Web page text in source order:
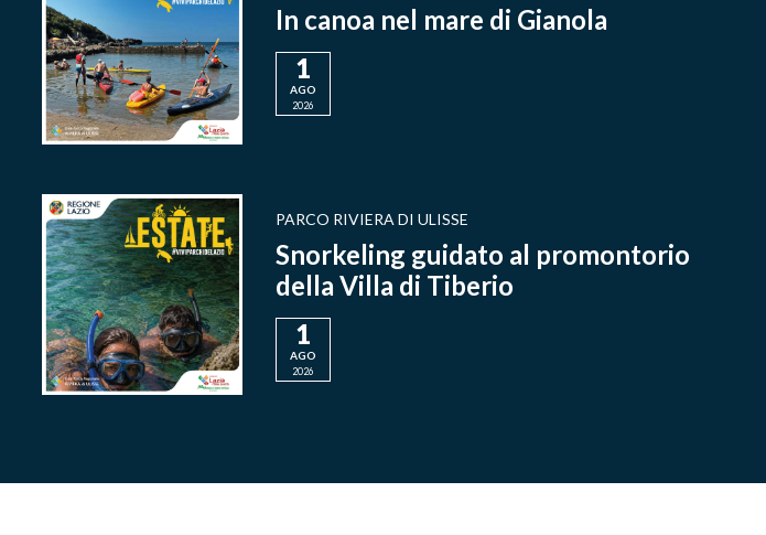
In canoa nel mare di Gianola
1
AGO
2026
PARCO RIVIERA DI ULISSE
Snorkeling guidato al promontorio
della Villa di Tiberio
1
AGO
2026